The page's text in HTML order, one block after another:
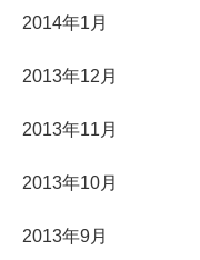
2014年1月
2013年12月
2013年11月
2013年10月
2013年9月